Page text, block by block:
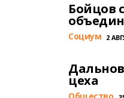
Бойцов
Cоциум 2
цеха